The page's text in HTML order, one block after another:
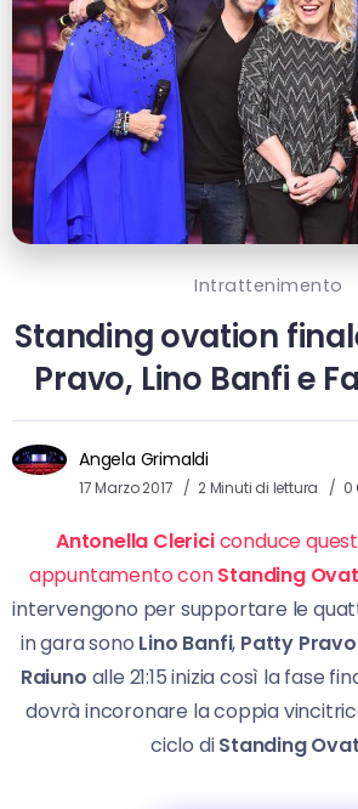
Intrattenimento
Standing ovation
Pravo, Lino Banfi e
Angela Grimaldi
17 Marzo 2017 2 Minuti di lettura 0
Antonella Clericiconduce
appuntamento conStanding
intervengono per supportare le
in gara sono Lino Banfi, Patty Pravo
Raiuno alle 21:15 inizia così la fase
dovrà incoronare la coppia
ciclo diStanding